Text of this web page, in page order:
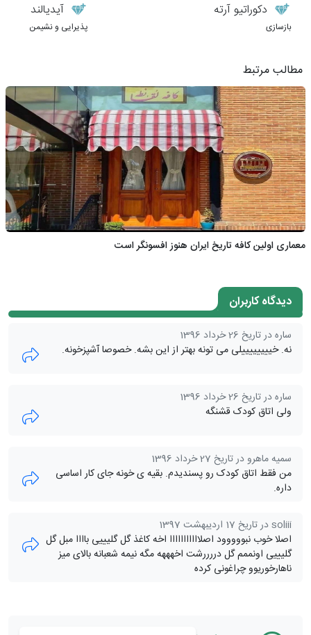
دکوراتیو آرته
بازسازی
آیدیالند
پذیرایی و نشیمن
مطالب مرتبط
معماری اولین کافه تاریخ ایران هنوز افسونگر است
دیدگاه کاربران
ساره در تاریخ 26 خرداد 1396
نه. خییییییییلی می تونه بهتر از این بشه. خصوصا آشپزخونه.
ساره در تاریخ 26 خرداد 1396
ولی اتاق کودک قشنگه
سمیه ماهرو در تاریخ 27 خرداد 1396
من فقط اتاق کودک رو پسندیدم. بقیه ی خونه جای کار اساسی
داره.
soliii در تاریخ 17 اردیبهشت 1397
اصلا خوب نبووووود اصلااااااااااا اخه کاغذ گل گلیییی باااا مبل گل
گلیییی اونممم گل دررررشت اخهههه مگه نیمه شعبانه بالای میز
ناهارخوریوو چراغونی کرده